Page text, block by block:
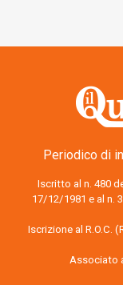
Periodico di
Iscritto al n. 480
17/12/1981 e al n.
Iscrizione al R.O.C.
Associato